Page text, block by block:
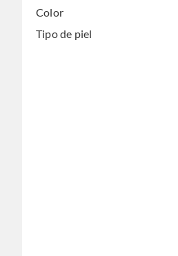
Color
Tipo de piel